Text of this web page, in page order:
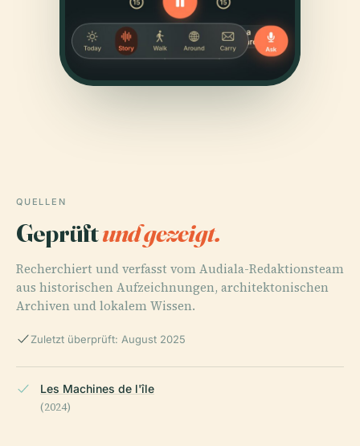
QUELLEN
Geprüftund gezeigt.
Recherchiert und verfasst vom Audiala-Redaktionsteam
aus historischen Aufzeichnungen, architektonischen
Archiven und lokalem Wissen.
Zuletzt überprüft: August 2025
Les Machines de l'île
(2024)